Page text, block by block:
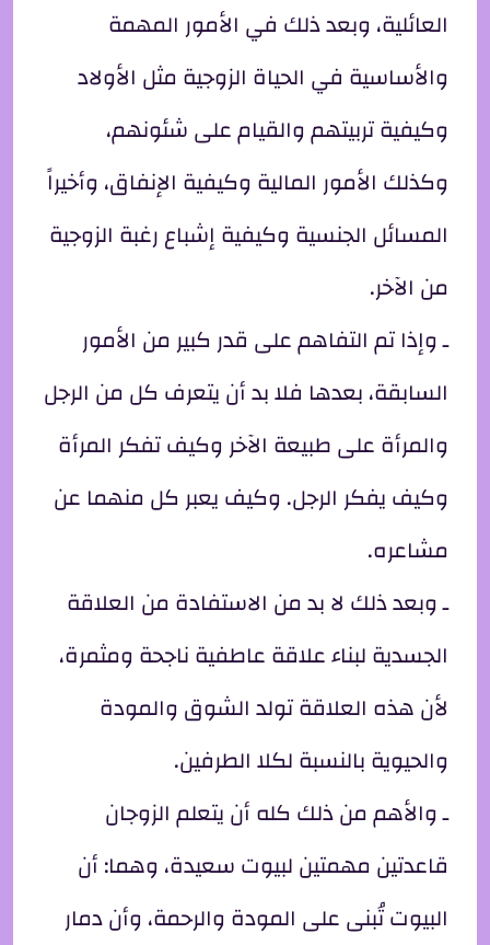
العائلية، وبعد ذلك في الأمور المهمة
والأساسية في الحياة الزوجية مثل الأولاد
وكيفية تربيتهم والقيام على شئونهم،
وكذلك الأمور المالية وكيفية الإنفاق، وأخيراً
المسائل الجنسية وكيفية إشباع رغبة الزوجية
من الآخر.
ـ وإذا تم التفاهم على قدر كبير من الأمور
السابقة، بعدها فلا بد أن يتعرف كل من الرجل
والمرأة على طبيعة الآخر وكيف تفكر المرأة
وكيف يفكر الرجل. وكيف يعبر كل منهما عن
مشاعره.
ـ وبعد ذلك لا بد من الاستفادة من العلاقة
الجسدية لبناء علاقة عاطفية ناجحة ومثمرة،
لأن هذه العلاقة تولد الشوق والمودة
والحيوية بالنسبة لكلا الطرفين.
ـ والأهم من ذلك كله أن يتعلم الزوجان
قاعدتين مهمتين لبيوت سعيدة، وهما: أن
البيوت تُبنى على المودة والرحمة، وأن دمار